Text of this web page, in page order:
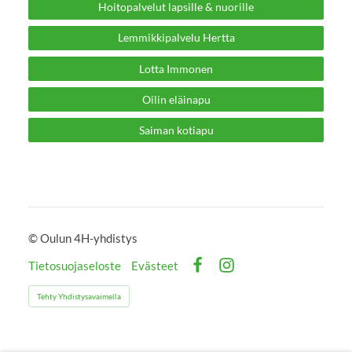
Hoitopalvelut lapsille & nuorille
Lemmikkipalvelu Hertta
Lotta Immonen
Oilin eläinapu
Saiman kotiapu
©Oulun 4H-yhdistys
Tietosuojaseloste
Evästeet
Tehty Yhdistysavaimella